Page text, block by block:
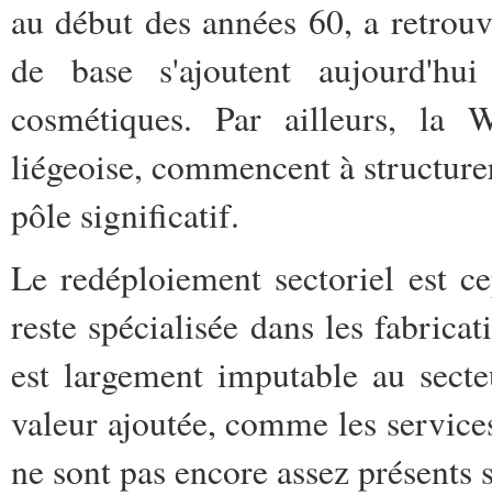
au début des années 60, a
de base s'ajoutent
cosmétiques. Par ailleurs, la
liégeoise, commencent à
pôle significatif.
Le redéploiement sectoriel est
reste spécialisée dans les
est largement imputable au
valeur ajoutée, comme les
ne sont pas encore assez